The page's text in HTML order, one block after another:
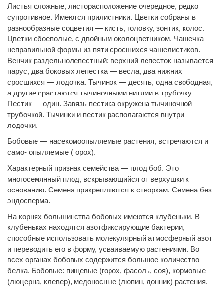
Листья сложные, листорасположение очередное, редко
супротивное. Имеются прилистники. Цветки собраны в
разнообразные соцветия — кисть, головку, зонтик, колос.
Цветки обоеполые, с двойным околоцветником. Чашечка
неправильной формы из пяти сросшихся чашелистиков.
Венчик раздельнолепестный: верхний лепесток называется
парус, два боковых лепестка — весла, два нижних
сросшихся — лодочка. Тычинок — десять, одна свободная,
а другие срастаются тычиночными нитями в трубочку.
Пестик — один. Завязь пестика окружена тычиночной
трубочкой. Тычинки и пестик располагаются внутри
лодочки.
Бобовые — насекомоопыляемые растения, встречаются и
само- опыляемые (горох).
Характерный признак семейства — плод боб. Это
многосемянный плод, вскрывающийся от верхушки к
основанию. Семена прикрепляются к створкам. Семена без
эндосперма.
На корнях большинства бобовых имеются клубеньки. В
клубеньках находятся азотфиксирующие бактерии,
способные использовать молекулярный атмосферный азот
и переводить его в форму, усваиваемую растениями. Во
всех органах бобовых содержится большое количество
белка. Бобовые: пищевые (горох, фасоль, соя), кормовые
(люцерна, клевер), медоносные (люпин, донник) растения.